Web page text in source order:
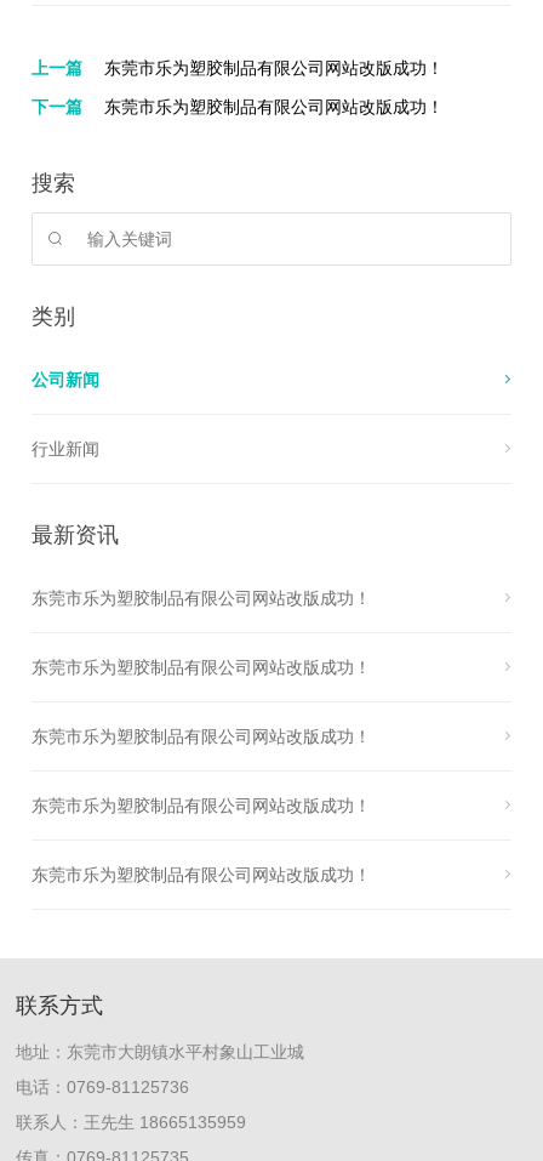
上一篇
东莞市乐为塑胶制品有限公司网站改版成功！
下一篇
东莞市乐为塑胶制品有限公司网站改版成功！
搜索
类别
公司新闻
行业新闻
最新资讯
东莞市乐为塑胶制品有限公司网站改版成功！
东莞市乐为塑胶制品有限公司网站改版成功！
东莞市乐为塑胶制品有限公司网站改版成功！
东莞市乐为塑胶制品有限公司网站改版成功！
东莞市乐为塑胶制品有限公司网站改版成功！
联系方式
地址：东莞市大朗镇水平村象山工业城
电话：0769-81125736
联系人：王先生 18665135959